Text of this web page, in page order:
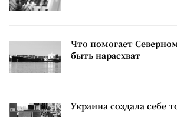
Что помогает
быть нарасхват
Украина создала себе